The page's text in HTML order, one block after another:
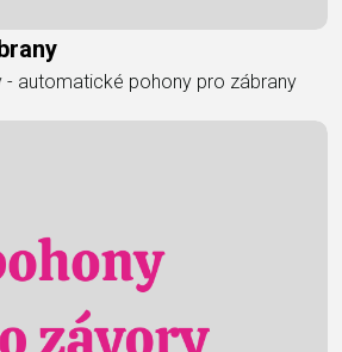
- automatické pohony pro zábrany